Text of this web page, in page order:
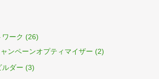
ーク (26)
ンペーンオプティマイザー (2)
ルダー (3)